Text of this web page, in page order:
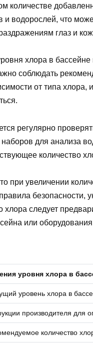
количестве
и водорослей, что
глаз и
хлора в
соблюдать
от типа хлора,
регулярно
для анализа
количество
при увеличении
безопасности,
хлора следует
или
уровня хлора в
уровень хлора в
производителя для
количество